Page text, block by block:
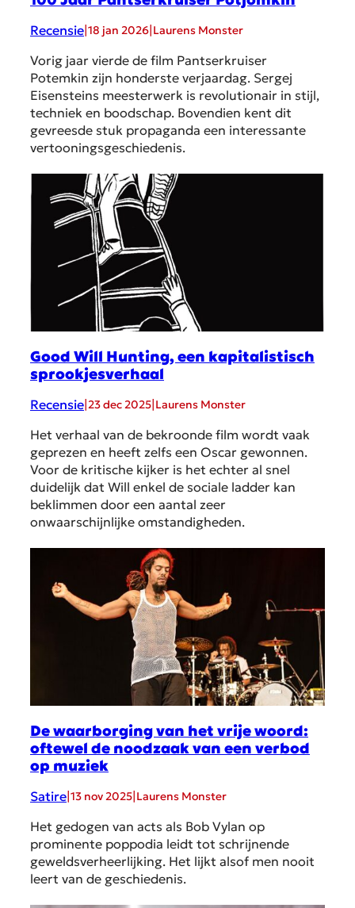
Recensie 18 jan 2026 Laurens Monster
Vorig jaar vierde de film Pantserkruiser
Potemkin zijn honderste verjaardag. Sergej
Eisensteins meesterwerk is revolutionair in stijl,
techniek en boodschap. Bovendien kent dit
gevreesde stuk propaganda een interessante
vertooningsgeschiedenis.
Good Will Hunting, een kapitalistisch
sprookjesverhaal
Recensie 23 dec 2025 Laurens Monster
Het verhaal van de bekroonde film wordt vaak
geprezen en heeft zelfs een Oscar gewonnen.
Voor de kritische kijker is het echter al snel
duidelijk dat Will enkel de sociale ladder kan
beklimmen door een aantal zeer
onwaarschijnlijke omstandigheden.
De waarborging van het vrije woord:
oftewel de noodzaak van een verbod
op muziek
Satire 13 nov 2025 Laurens Monster
Het gedogen van acts als Bob Vylan op
prominente poppodia leidt tot schrijnende
geweldsverheerlijking. Het lijkt alsof men nooit
leert van de geschiedenis.